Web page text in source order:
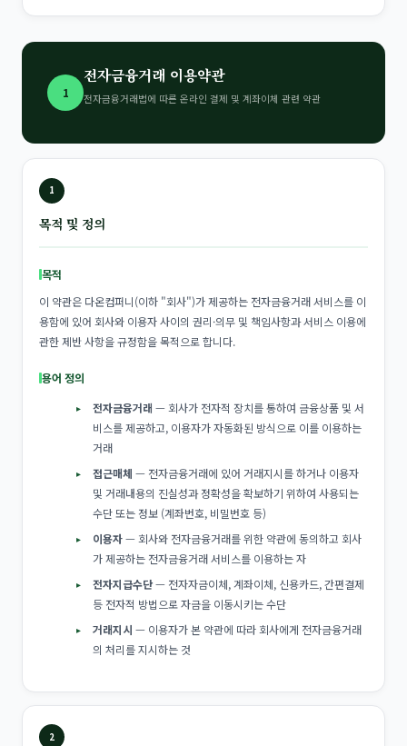
1
전자금융거래 이용약관
전자금융거래법에 따른 온라인 결제 및 계좌이체 관련 약관
1
목적 및 정의
목적
이 약관은 다온컴퍼니(이하 "회사")가 제공하는 전자금융거래 서비스를 이
용함에 있어 회사와 이용자 사이의 권리·의무 및 책임사항과 서비스 이용에
관한 제반 사항을 규정함을 목적으로 합니다.
용어 정의
전자금융거래 — 회사가 전자적 장치를 통하여 금융상품 및 서
비스를 제공하고, 이용자가 자동화된 방식으로 이를 이용하는
거래
접근매체 — 전자금융거래에 있어 거래지시를 하거나 이용자
및 거래내용의 진실성과 정확성을 확보하기 위하여 사용되는
수단 또는 정보 (계좌번호, 비밀번호 등)
이용자— 회사와 전자금융거래를 위한 약관에 동의하고 회사
가 제공하는 전자금융거래 서비스를 이용하는 자
전자지급수단— 전자자금이체, 계좌이체, 신용카드, 간편결제
등 전자적 방법으로 자금을 이동시키는 수단
거래지시 — 이용자가 본 약관에 따라 회사에게 전자금융거래
의 처리를 지시하는 것
2